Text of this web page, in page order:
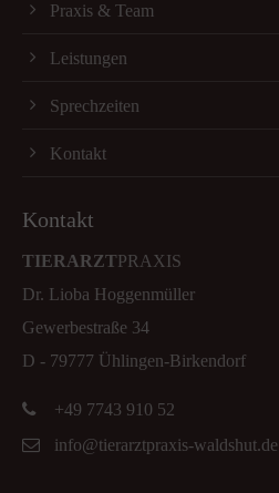
Praxis & Team
Leistungen
Sprechzeiten
Kontakt
Kontakt
TIERARZTPRAXIS
Dr. Lioba Hoggenmüller
Gewerbestraße 34
D - 79777 Ühlingen-Birkendorf
+49 7743 910 52
info@tierarztpraxis-waldshut.de